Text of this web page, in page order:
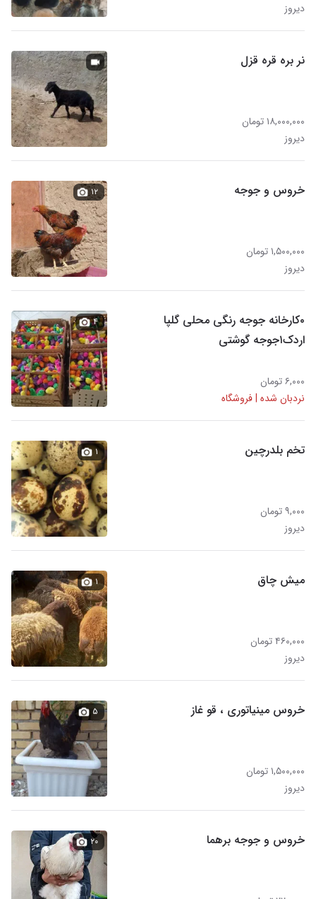
دیروز
نر بره قره قزل
۱۸,۰۰۰,۰۰۰ تومان
دیروز
خروس و جوجه
۱,۵۰۰,۰۰۰ تومان
دیروز
۱۲
۰کارخانه جوجه رنگی محلی گلپا
اردک۱جوجه گوشتی
۶,۰۰۰ تومان
نردبان شده | فروشگاه
۴
تخم بلدرچین
۹,۰۰۰ تومان
دیروز
۱
میش چاق
۴۶۰,۰۰۰ تومان
دیروز
۱
خروس مینیاتوری ، قو غاز
۱,۵۰۰,۰۰۰ تومان
دیروز
۵
خروس و جوجه برهما ۲۰